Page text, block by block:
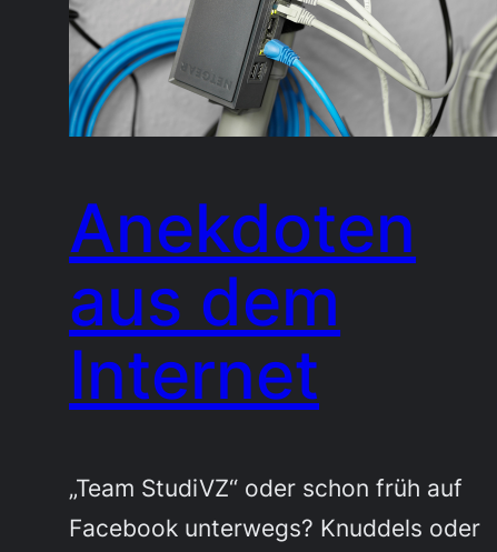
Anekdoten
aus dem
Internet
„Team StudiVZ“ oder schon früh auf
Facebook unterwegs? Knuddels oder